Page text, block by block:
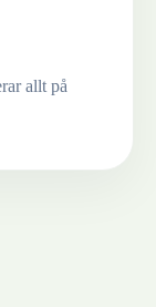
allt på